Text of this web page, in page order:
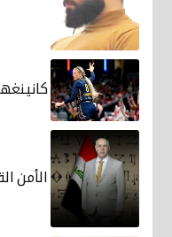
الأمن